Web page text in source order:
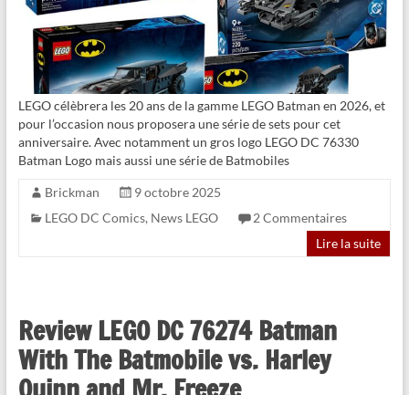
LEGO célèbrera les 20 ans de la gamme LEGO Batman en 2026, et
pour l’occasion nous proposera une série de sets pour cet
anniversaire. Avec notamment un gros logo LEGO DC 76330
Batman Logo mais aussi une série de Batmobiles
Brickman
9 octobre 2025
LEGO DC Comics, News LEGO
2 Commentaires
Lire la suite
Review LEGO DC 76274 Batman
With The Batmobile vs. Harley